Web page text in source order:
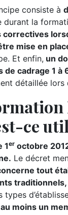
consiste à
durant la
correctives
mise en
Et enfin, un
de cadrage 1 à
détaillée lors
ce
1er octobre
Le décret
tout
types
au moins un